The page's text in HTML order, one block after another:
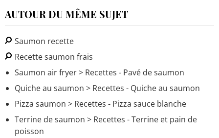
AUTOUR DU MÊME SUJET
Saumon recette
Recette saumon frais
Saumon air fryer> Recettes - Pavé de saumon
Quiche au saumon > Recettes - Quiche au saumon
Pizza saumon > Recettes - Pizza sauce blanche
Terrine de saumon > Recettes - Terrine et pain de
poisson